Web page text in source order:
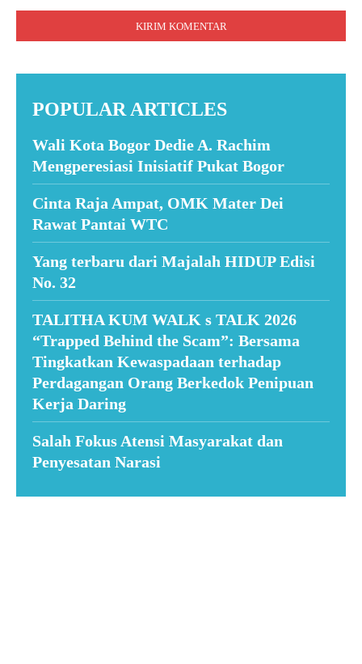
POPULAR ARTICLES
Wali Kota Bogor Dedie A. Rachim
Mengperesiasi Inisiatif Pukat Bogor
Cinta Raja Ampat, OMK Mater Dei
Rawat Pantai WTC
Yang terbaru dari Majalah HIDUP Edisi
No. 32
TALITHA KUM WALK s TALK 2026
“Trapped Behind the Scam”: Bersama
Tingkatkan Kewaspadaan terhadap
Perdagangan Orang Berkedok Penipuan
Kerja Daring
Salah Fokus Atensi Masyarakat dan
Penyesatan Narasi